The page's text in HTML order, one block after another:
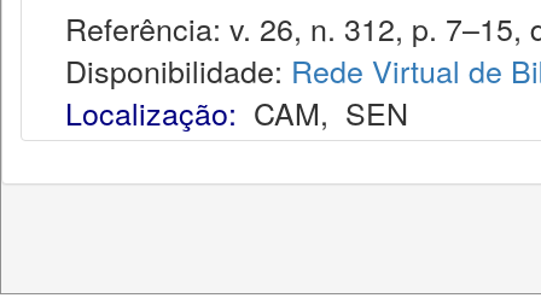
Referência: v. 26, n. 312, p. 7–15,
Disponibilidade: Rede Virtual de
Localização: CAM, SEN